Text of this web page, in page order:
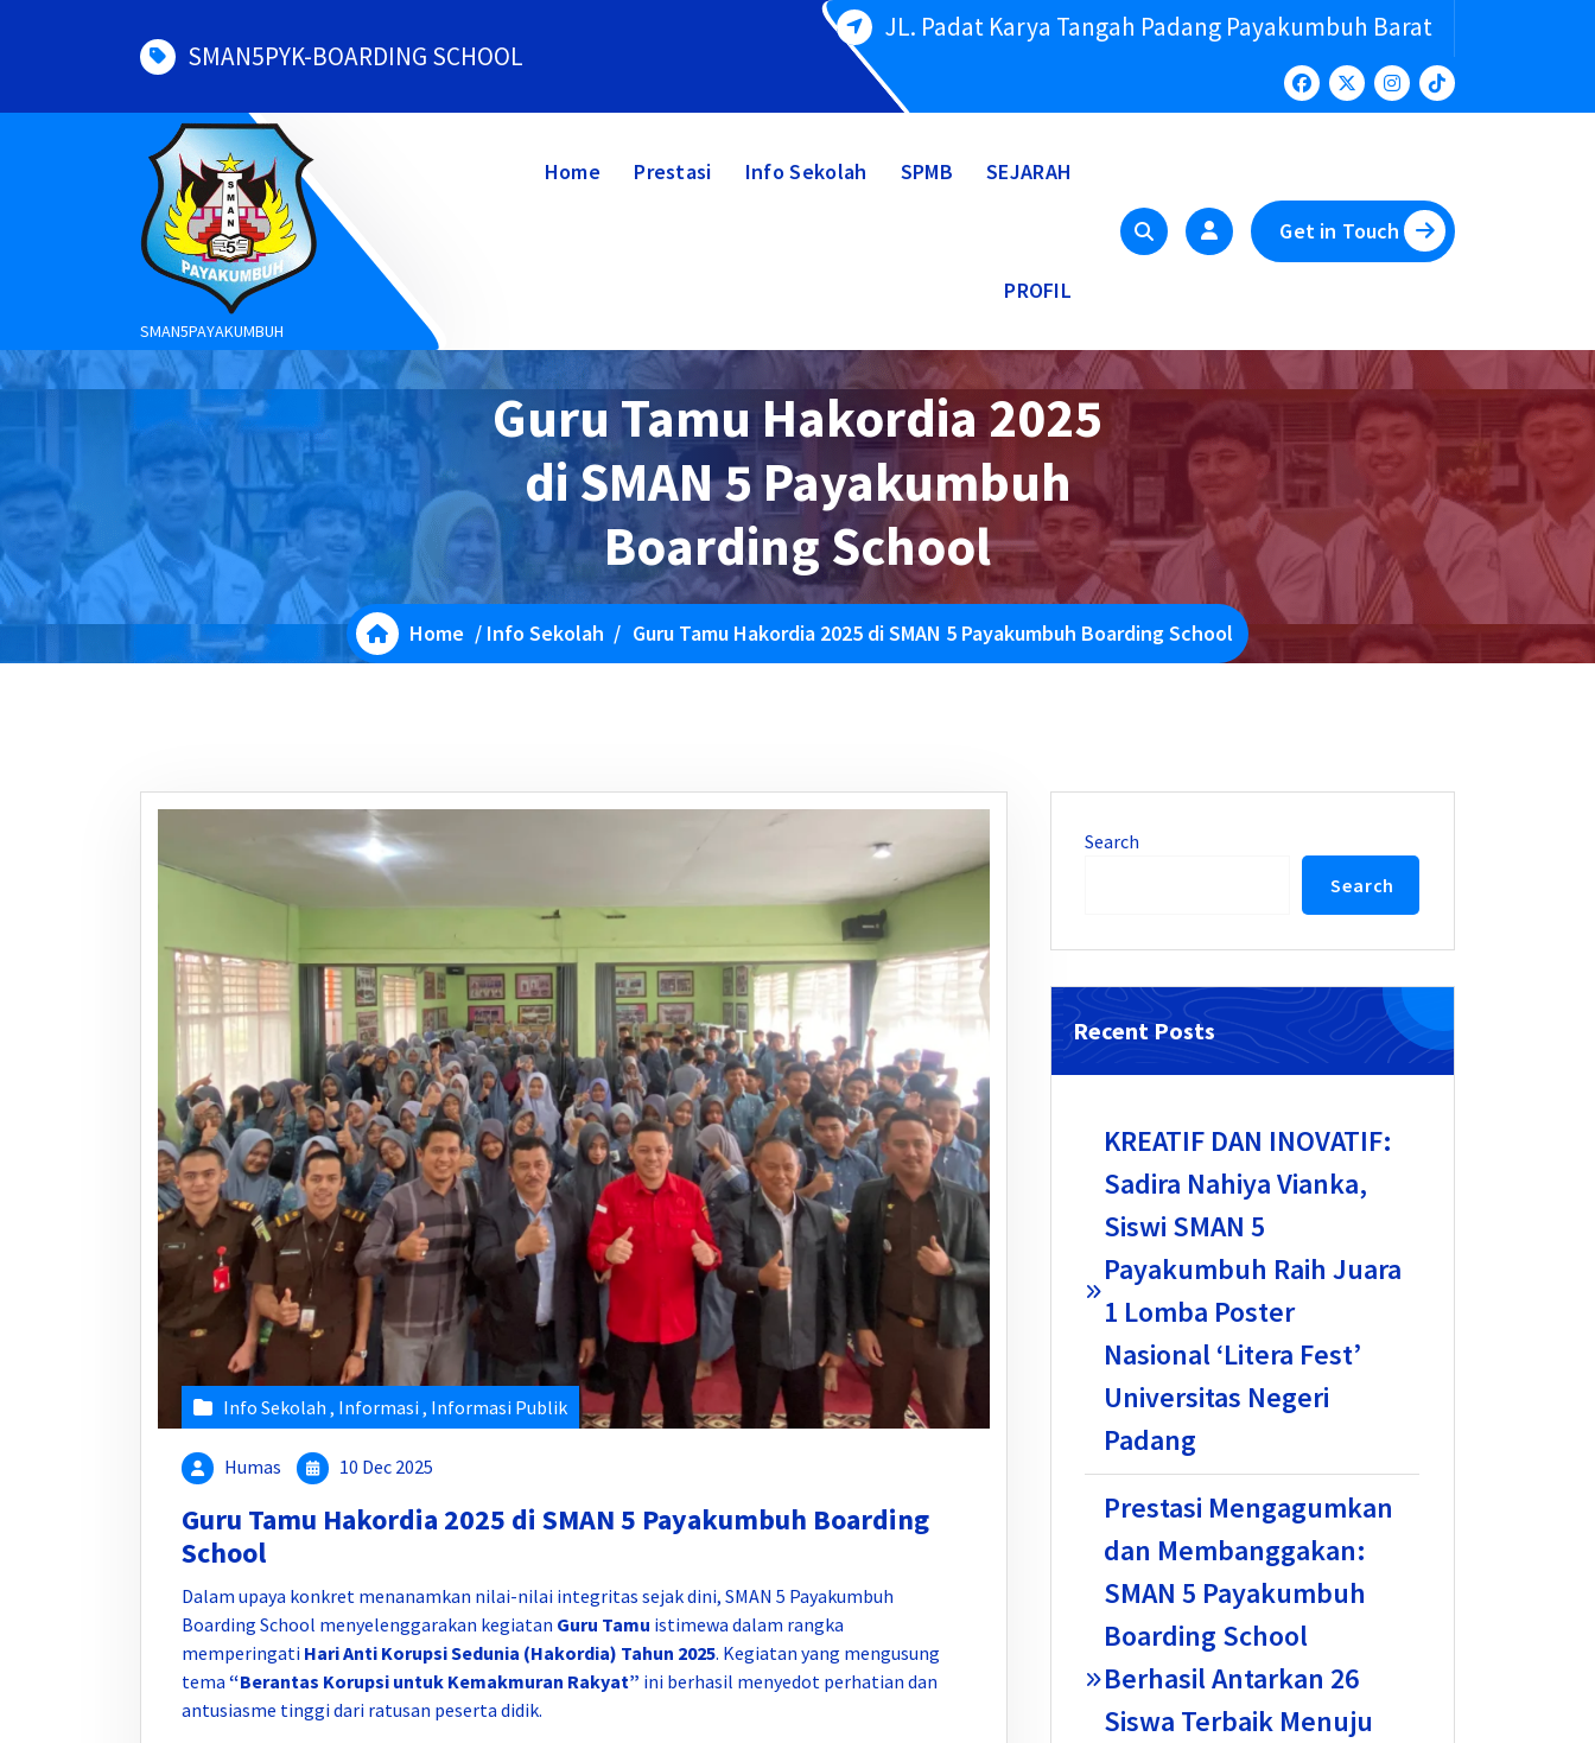
SMAN5PYK-BOARDING SCHOOL
JL. Padat Karya Tangah Padang Payakumbuh Barat
SMAN5PAYAKUMBUH
Home Prestasi Info Sekolah SPMB SEJARAH
PROFIL
Get in Touch
Guru Tamu Hakordia 2025
di SMAN 5 Payakumbuh
Boarding School
Home / Info Sekolah / Guru Tamu Hakordia 2025 di SMAN 5 Payakumbuh Boarding School
Info Sekolah , Informasi, Informasi Publik
Humas 10 Dec 2025
Guru Tamu Hakordia 2025 di SMAN 5 Payakumbuh Boarding
School
Dalam upaya konkret menanamkan nilai-nilai integritas sejak dini, SMAN 5 Payakumbuh
Boarding School menyelenggarakan kegiatan Guru Tamu istimewa dalam rangka
memperingati Hari Anti Korupsi Sedunia (Hakordia) Tahun 2025. Kegiatan yang mengusung
tema “Berantas Korupsi untuk Kemakmuran Rakyat” ini berhasil menyedot perhatian dan
antusiasme tinggi dari ratusan peserta didik.
Search
Search
Recent Posts
KREATIF DAN INOVATIF:
Sadira Nahiya Vianka,
Siswi SMAN 5
Payakumbuh Raih Juara
1 Lomba Poster
Nasional ‘Litera Fest’
Universitas Negeri
Padang
Prestasi Mengagumkan
dan Membanggakan:
SMAN 5 Payakumbuh
Boarding School
Berhasil Antarkan 26
Siswa Terbaik Menuju